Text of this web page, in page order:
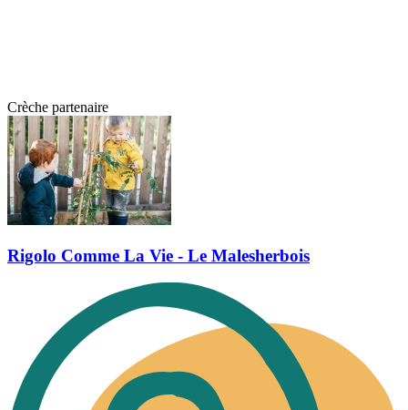
Crèche partenaire
Rigolo Comme La Vie - Le Malesherbois